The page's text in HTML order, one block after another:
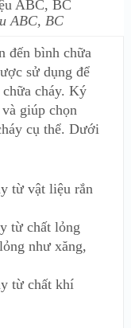
ABC, BC
đến bình chữa
sử dụng để
cháy. Ký
giúp chọn
cụ thể. Dưới
từ vật liệu rắn
từ chất lỏng
như xăng,
từ chất khí